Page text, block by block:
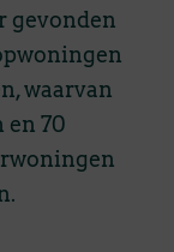
gevonden
waarvan
en 70